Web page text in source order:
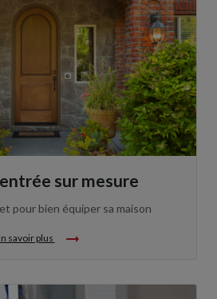
sur mesure
pour bien équiper sa maison
savoir plus arrow_right_alt